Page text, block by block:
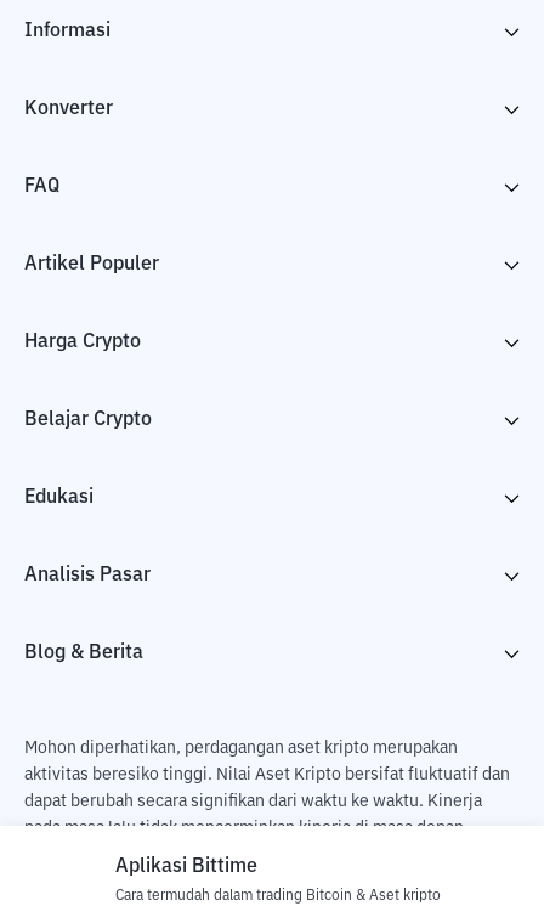
Informasi
Konverter
FAQ
Artikel Populer
Harga Crypto
Belajar Crypto
Edukasi
Analisis Pasar
Blog & Berita
Mohon diperhatikan, perdagangan aset kripto merupakan
aktivitas beresiko tinggi. Nilai Aset Kripto bersifat fluktuatif dan
dapat berubah secara signifikan dari waktu ke waktu. Kinerja
pada masa lalu tidak mencerminkan kinerja di masa depan.
Terdapat risiko kehilangan sebagai dampak dari membeli dan
pengguna. PT Utama Aset Digital Indonesia (Bittime) tidak
Aplikasi Bittime
Cara termudah dalam trading Bitcoin & Aset kripto